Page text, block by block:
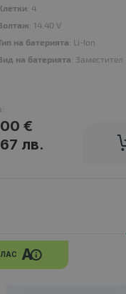
: 4
: 14.40 V
на батерията: Li-Ion
на батерията: Заместител
€
лв.
A